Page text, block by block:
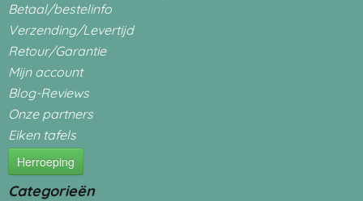
Betaal/bestelinfo
Verzending/Levertijd
Retour/Garantie
Mijn account
Blog-Reviews
Onze partners
Eiken tafels
Herroeping
Categorieën